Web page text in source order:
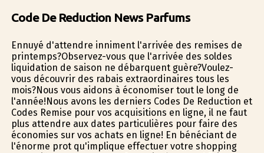
Code De Reduction News Parfums
Ennuyé d'attendre infiniment l'arrivée des remises de
printemps?Observez-vous que l'arrivée des soldes
liquidation de saison ne débarquent guère?Voulez-
vous découvrir des rabais extraordinaires tous les
mois?Nous vous aidons à économiser tout le long de
l'année!Nous avons les derniers Codes De Reduction et
Codes Remise pour vos acquisitions en ligne, il ne faut
plus attendre aux dates particulières pour faire des
économies sur vos achats en ligne! En bénéficiant de
l'énorme profit qu'implique effectuer votre shopping